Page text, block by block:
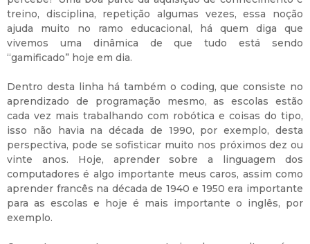
treino, disciplina, repetição algumas vezes, essa noção
ajuda muito no ramo educacional, há quem diga que
vivemos uma dinâmica de que tudo está sendo
“gamificado” hoje em dia.
Dentro desta linha há também o coding, que consiste no
aprendizado de programação mesmo, as escolas estão
cada vez mais trabalhando com robótica e coisas do tipo,
isso não havia na década de 1990, por exemplo, desta
perspectiva, pode se sofisticar muito nos próximos dez ou
vinte anos. Hoje, aprender sobre a linguagem dos
computadores é algo importante meus caros, assim como
aprender francês na década de 1940 e 1950 era importante
para as escolas e hoje é mais importante o inglês, por
exemplo.